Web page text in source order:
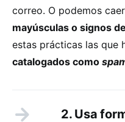
correo. O podemos
mayúsculas o signos
estas prácticas las que
catalogados como
2. Usa